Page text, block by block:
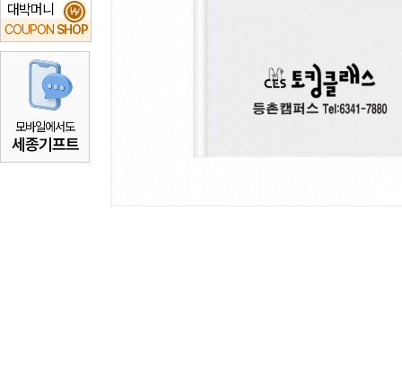
대박머니
COUPON SHOP
₩
모바일에서도
세종기프트